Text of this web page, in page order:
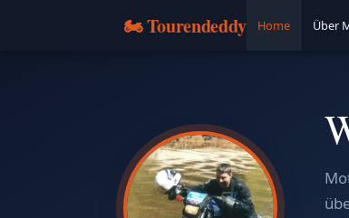
🏍️ Tourendeddy Home Über